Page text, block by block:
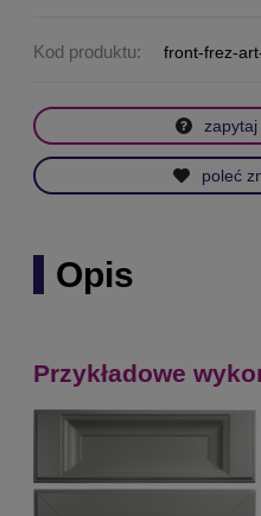
Kod produktu: front-frez-
poleć
Opis
Przykładowe